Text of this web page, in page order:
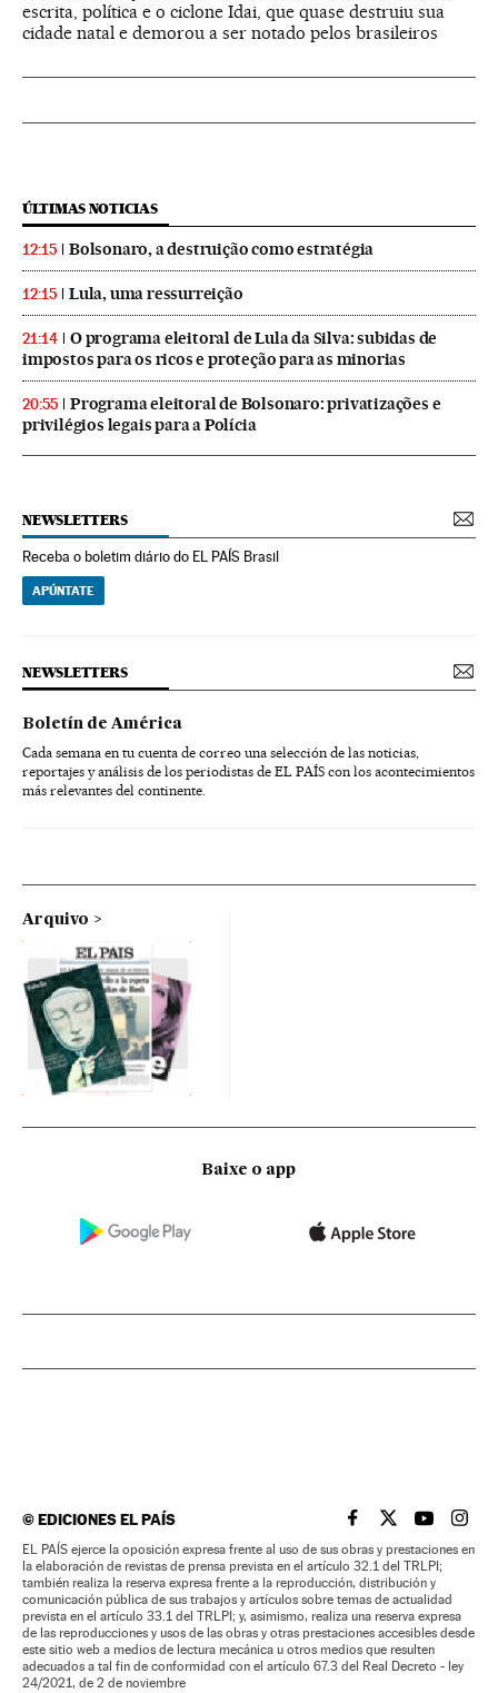
escrita, política e o ciclone Idai, que quase destruiu sua
cidade natal e demorou a ser notado pelos brasileiros
ÚLTIMAS NOTICIAS
12:15 Bolsonaro, a destruição como estratégia
12:15 Lula, uma ressurreição
21:14
O programa eleitoral de Lula da Silva: subidas de
impostos para os ricos e proteção para as minorias
20:55
Programa eleitoral de Bolsonaro: privatizações e
privilégios legais para a Polícia
NEWSLETTERS
Receba o boletim diário do EL PAÍS Brasil
APÚNTATE
NEWSLETTERS
Boletín de América
Cada semana en tu cuenta de correo una selección de las noticias,
reportajes y análisis de los periodistas de EL PAÍS con los acontecimientos
más relevantes del continente.
Arquivo
Baixe o app
©EDICIONES EL PAÍS EL PAÍS BRASIL EN
EL PAÍSEL PAÍS
EL
EL PAÍS ejerce la oposición expresa frente al uso de sus obras y prestaciones en
la elaboración de revistas de prensa prevista en el artículo 32.1 del TRLPI;
también realiza la reserva expresa frente a la reproducción, distribución y
comunicación pública de sus trabajos y artículos sobre temas de actualidad
prevista en el artículo 33.1 del TRLPI; y, asimismo, realiza una reserva expresa
de las reproducciones y usos de las obras y otras prestaciones accesibles desde
este sitio web a medios de lectura mecánica u otros medios que resulten
adecuados a tal fin de conformidad con el artículo 67.3 del Real Decreto - ley
24/2021, de 2 de noviembre